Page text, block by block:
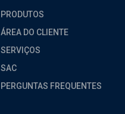
PRODUTOS
ÁREA DO CLIENTE
SERVIÇOS
SAC
PERGUNTAS FREQUENTES